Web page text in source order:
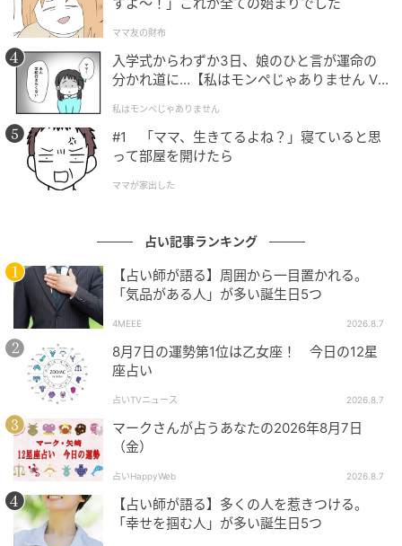
ママ友の財布
入学式からわずか3日、娘のひと言が運命の
分かれ道に…【私はモンペじゃありません Vo
私はモンペじゃありません
#1 「ママ、生きてるよね？」寝ていると思
って部屋を開けたら
ママが家出した
占い記事ランキング
【占い師が語る】周囲から一目置かれる。
「気品がある人」が多い誕生日5つ
4MEEE 2026.8.7
8月7日の運勢第1位は乙女座！ 今日の12星
座占い
占いTVニュース 2026.8.7
マークさんが占うあなたの2026年8月7日
（金）
占いHappyWeb 2026.8.7
【占い師が語る】多くの人を惹きつける。
「幸せを掴む人」が多い誕生日5つ